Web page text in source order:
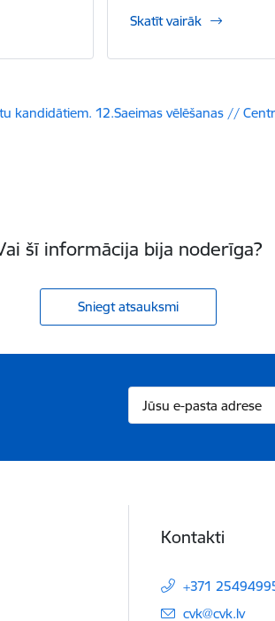
Skatīt vairāk
kandidātiem. 12.Saeimas vēlēšanas //
šī informācija bija noderīga?
Sniegt atsauksmi
Kontakti
+371
E-pasts:
cvk@cvk.lv